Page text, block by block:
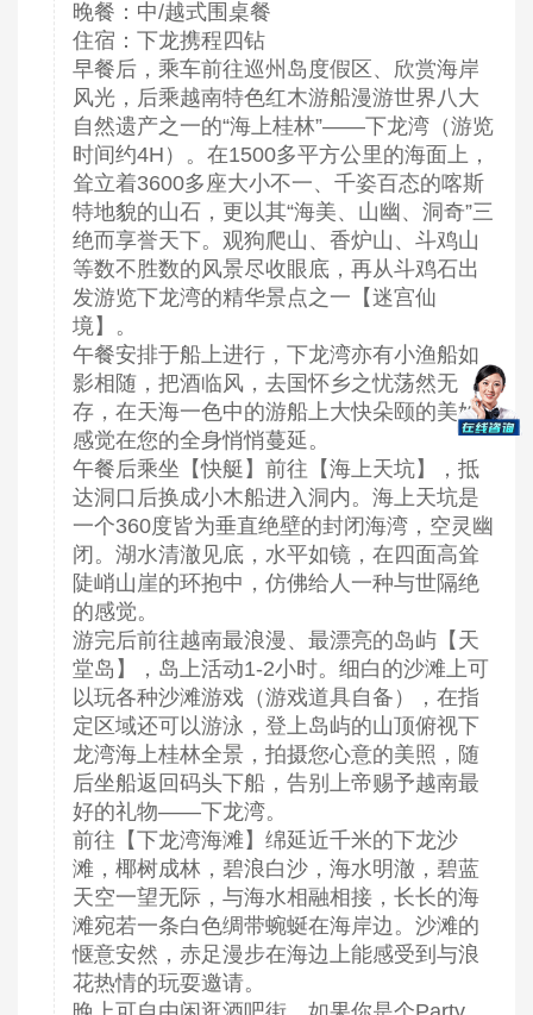
晚餐：中/越式围桌餐
住宿：下龙携程四钻
早餐后，乘车前往巡州岛度假区、欣赏海岸
风光，后乘越南特色红木游船漫游世界八大
自然遗产之一的“海上桂林”——下龙湾（游览
时间约4H）。在1500多平方公里的海面上，
耸立着3600多座大小不一、千姿百态的喀斯
特地貌的山石，更以其“海美、山幽、洞奇”三
绝而享誉天下。观狗爬山、香炉山、斗鸡山
等数不胜数的风景尽收眼底，再从斗鸡石出
发游览下龙湾的精华景点之一【迷宫仙
境】。
午餐安排于船上进行，下龙湾亦有小渔船如
影相随，把酒临风，去国怀乡之忧荡然无
存，在天海一色中的游船上大快朵颐的美妙
感觉在您的全身悄悄蔓延。
午餐后乘坐【快艇】前往【海上天坑】，抵
达洞口后换成小木船进入洞内。海上天坑是
一个360度皆为垂直绝壁的封闭海湾，空灵幽
闭。湖水清澈见底，水平如镜，在四面高耸
陡峭山崖的环抱中，仿佛给人一种与世隔绝
的感觉。
游完后前往越南最浪漫、最漂亮的岛屿【天
堂岛】，岛上活动1-2小时。细白的沙滩上可
以玩各种沙滩游戏（游戏道具自备），在指
定区域还可以游泳，登上岛屿的山顶俯视下
龙湾海上桂林全景，拍摄您心意的美照，随
后坐船返回码头下船，告别上帝赐予越南最
好的礼物——下龙湾。
前往【下龙湾海滩】绵延近千米的下龙沙
滩，椰树成林，碧浪白沙，海水明澈，碧蓝
天空一望无际，与海水相融相接，长长的海
滩宛若一条白色绸带蜿蜒在海岸边。沙滩的
惬意安然，赤足漫步在海边上能感受到与浪
花热情的玩耍邀请。